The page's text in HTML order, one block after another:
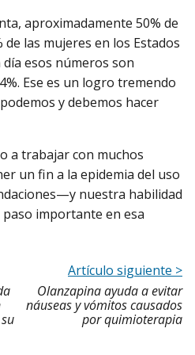
aproximadamente 50% de
las mujeres en los Estados
esos números son
Ese es un logro tremendo
y debemos hacer
a trabajar con muchos
un fin a la epidemia del uso
nuestra habilidad
importante en esa
Artículo siguiente >
Olanzapina ayuda a evitar
náuseas y vómitos causados
por quimioterapia